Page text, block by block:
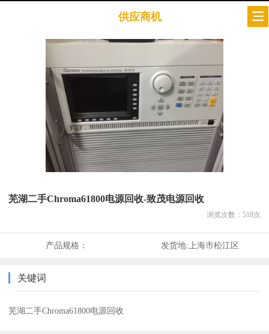
供应商机
芜湖二手Chroma61800电源回收-致茂电源回收
浏览次数： 518次
产品规格： 发货地:上海市松江区
关键词
芜湖二手Chroma61800电源回收